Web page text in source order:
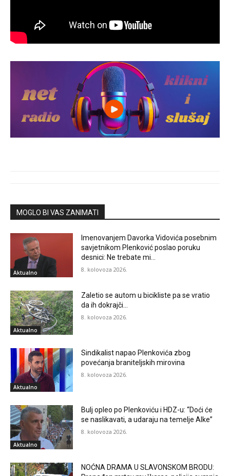
MOGLO BI VAS ZANIMATI
Aktualno
Imenovanjem Davorka Vidovića posebnim
savjetnikom Plenković poslao poruku
desnici: Ne trebate mi…
8. kolovoza 2026.
Aktualno
Zaletio se autom u bicikliste pa se vratio
da ih dokrajči…
8. kolovoza 2026.
Aktualno
Sindikalist napao Plenkovića zbog
povećanja braniteljskih mirovina
8. kolovoza 2026.
Aktualno
Bulj opleo po Plenkoviću i HDZ-u: “Doći će
se naslikavati, a udaraju na temelje Alke”
8. kolovoza 2026.
NOĆNA DRAMA U SLAVONSKOM BRODU: